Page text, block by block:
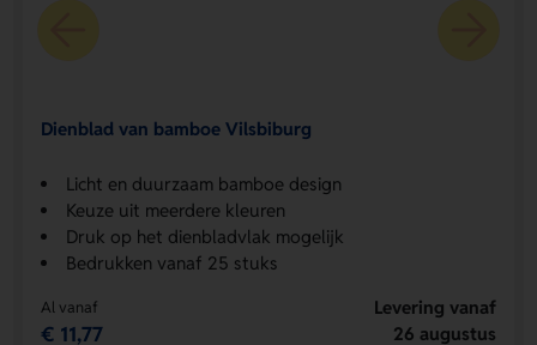
Dienblad van bamboe Vilsbiburg
Licht en duurzaam bamboe design
Keuze uit meerdere kleuren
Druk op het dienbladvlak mogelijk
Bedrukken vanaf 25 stuks
Al vanaf
€ 11,77
Levering vanaf
26 augustus